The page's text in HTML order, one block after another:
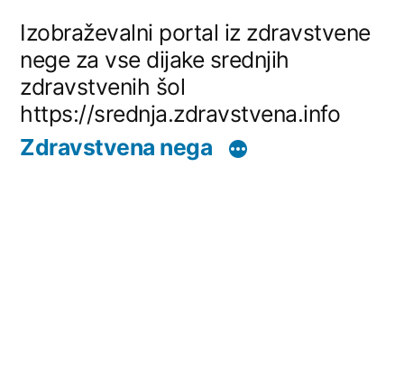
content
Izobraževalni portal iz zdravstvene
nege za vse dijake srednjih
zdravstvenih šol
https://srednja.zdravstvena.info
Zdravstvena nega